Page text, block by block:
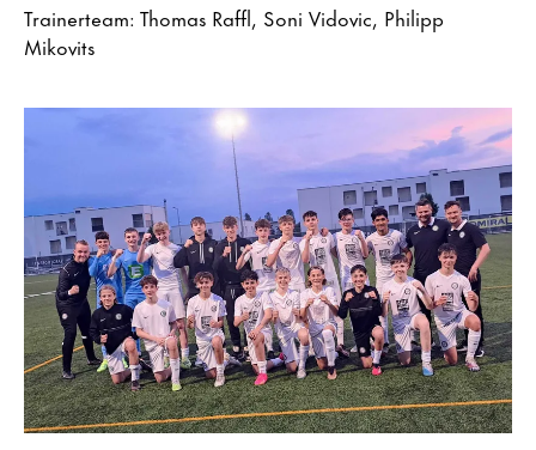
Trainerteam: Thomas Raffl, Soni Vidovic, Philipp
Mikovits